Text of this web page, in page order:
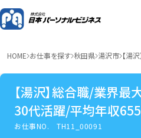
HOME お仕事を探す 秋田県 湯沢市 【湯
【湯沢】総合職/業界
30代活躍/平均年収
休取得可
お仕事NO.TH11_00091